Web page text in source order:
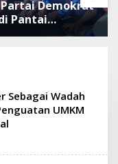
Demokrat
Pantai
Rawat
Sebagai Wadah
UMKM